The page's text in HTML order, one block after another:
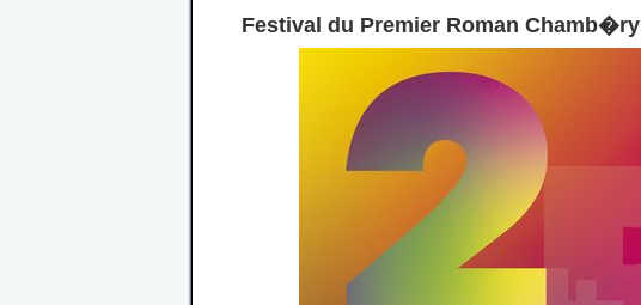
Festival du Premier Roman Chamb�ry